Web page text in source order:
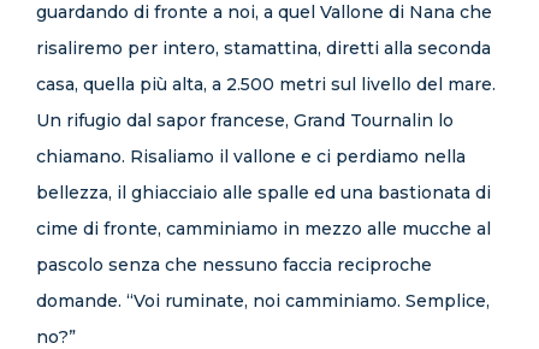
guardando di fronte a noi, a quel Vallone di Nana che
risaliremo per intero, stamattina, diretti alla seconda
casa, quella più alta, a 2.500 metri sul livello del mare.
Un rifugio dal sapor francese, Grand Tournalin lo
chiamano. Risaliamo il vallone e ci perdiamo nella
bellezza, il ghiacciaio alle spalle ed una bastionata di
cime di fronte, camminiamo in mezzo alle mucche al
pascolo senza che nessuno faccia reciproche
domande. “Voi ruminate, noi camminiamo. Semplice,
no?”